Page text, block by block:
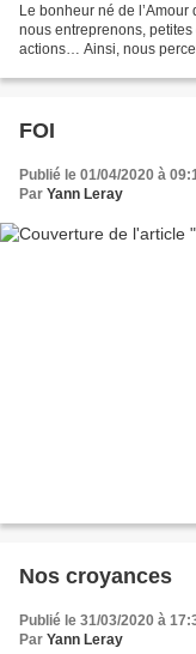
Le bonheur né de
nous entreprenons,
actions… Ainsi, nous
FOI
Publié le 01/04/2020 à
Par Yann Leray
Nos croyances
Publié le 31/03/2020 à
Par Yann Leray